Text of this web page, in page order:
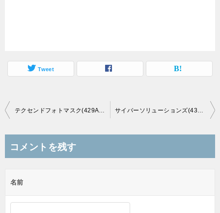
Tweet
投
ビ
ー
シ
テクセンドフォトマスク(429A)のＢＢスタンスと初値予想 サイバーソリューションズ(436A)のＢＢスタンスと初値予想
コメントを残す
名前